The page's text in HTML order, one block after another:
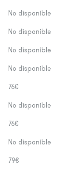
No disponible
No disponible
No disponible
No disponible
76€
No disponible
76€
No disponible
79€